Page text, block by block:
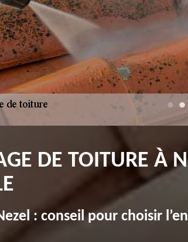
DE TOITURE À
: conseil pour choisir